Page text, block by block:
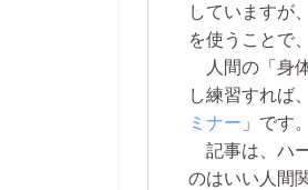
していますが
を使うことで
人間の「身
し練習すれば
ミナー 」です。
記事は、ハ
のはいい人間